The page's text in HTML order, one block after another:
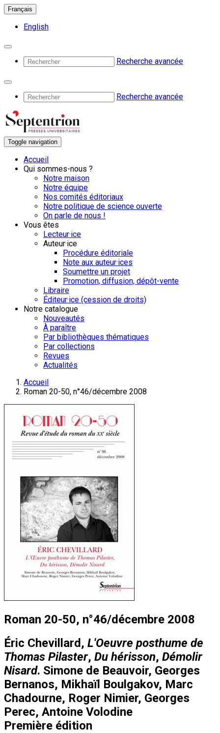
Français
English
Recherche avancée
Recherche avancée
Toggle navigation
Accueil
Qui sommes-nous ?
Notre maison
Notre équipe
Nos comités éditoriaux
Notre politique de science ouverte
On parle de nous !
Vous êtes
Lecteur·ice
Auteur·ice
Procédure éditoriale
Note aux auteur·ices
Soumettre un projet
Promotion, diffusion, dépôt-vente
Libraire
Éditeur·ice (cession de droits)
Notre catalogue
Nouveautés
À paraître
Par bibliothèques thématiques
Par collections
Revues
Actualités
Accueil
Roman 20-50, n°46/décembre 2008
Roman 20-50, n°46/décembre 2008
Éric Chevillard, L'Oeuvre posthume de
Thomas Pilaster, Du hérisson, Démolir
Nisard. Simone de Beauvoir, Georges
Bernanos, Mikhaïl Boulgakov, Marc
Chadourne, Roger Nimier, Georges
Perec, Antoine Volodine
Première édition